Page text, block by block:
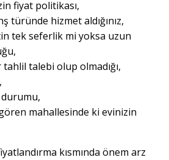
fiyat politikası,
türünde hizmet aldığınız,
tek seferlik mi yoksa uzun
talebi olup olmadığı,
mahallesinde ki evinizin
kısmında önem arz